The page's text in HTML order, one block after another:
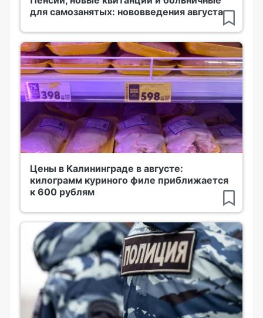
для самозанятых: нововведения августа
Цены в Калининграде в августе:
килограмм куриного филе приближается
к 600 рублям